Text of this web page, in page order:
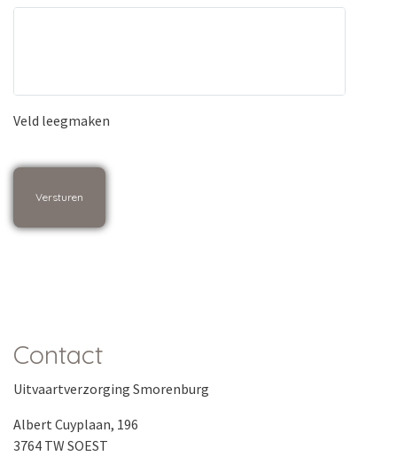
Veld leegmaken
Contact
Uitvaartverzorging Smorenburg
Albert Cuyplaan, 196
3764 TW SOEST